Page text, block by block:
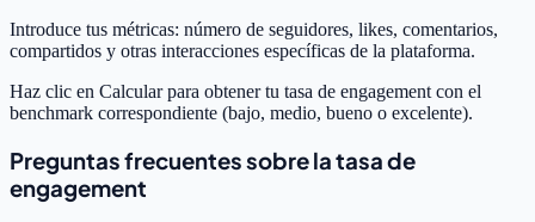
Introduce tus métricas: número de seguidores, likes, comentarios,
compartidos y otras interacciones específicas de la plataforma.
Haz clic en Calcular para obtener tu tasa de engagement con el
benchmark correspondiente (bajo, medio, bueno o excelente).
Preguntas frecuentes sobre la tasa de
engagement